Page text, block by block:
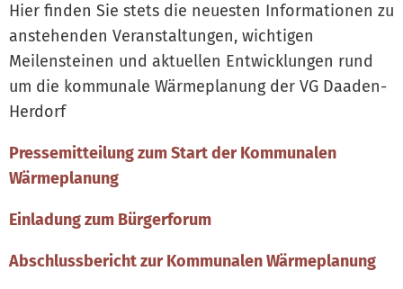
Hier finden Sie stets die neuesten Informationen zu
anstehenden Veranstaltungen, wichtigen
Meilensteinen und aktuellen Entwicklungen rund
um die kommunale Wärmeplanung der VG Daaden-
Herdorf
Pressemitteilung zum Start der Kommunalen
Wärmeplanung
Einladung zum Bürgerforum
Abschlussbericht zur Kommunalen Wärmeplanung